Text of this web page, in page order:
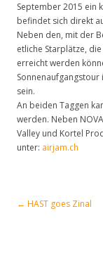
September 2015 ein
befindet sich direkt
Neben den, mit der
etliche Starplätze,
erreicht werden
sein.
An beiden Taggen
werden. Neben
Valley und Kortel
unter: airjam.ch
Post navigation
← HAST goes Zinal